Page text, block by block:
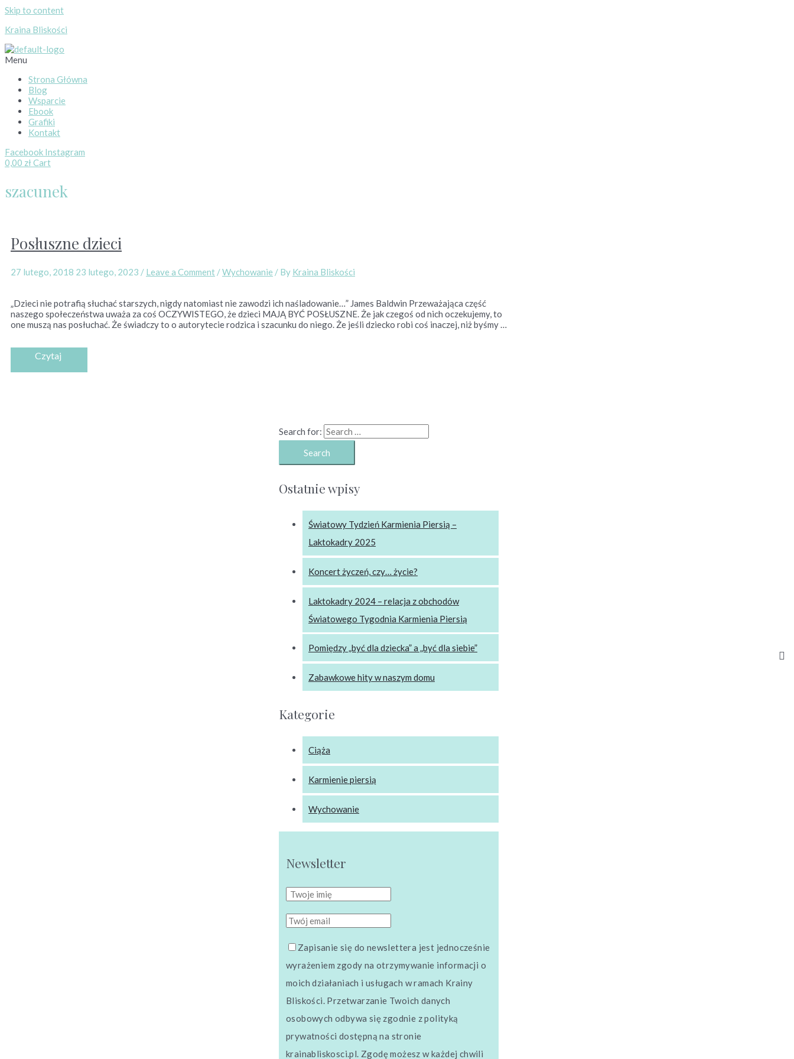
Skip to content
Kraina Bliskości
Menu
Strona Główna
Blog
Wsparcie
Ebook
Grafiki
Kontakt
Facebook Instagram
0,00 złCart
szacunek
Posłuszne dzieci
27 lutego, 2018 23 lutego, 2023 / Leave a Comment /Wychowanie / By Kraina Bliskości
„Dzieci nie potrafią słuchać starszych, nigdy natomiast nie zawodzi ich naśladowanie…” James Baldwin Przeważająca część
naszego społeczeństwa uważa za coś OCZYWISTEGO, że dzieci MAJĄ BYĆ POSŁUSZNE. Że jak czegoś od nich oczekujemy, to
one muszą nas posłuchać. Że świadczy to o autorytecie rodzica i szacunku do niego. Że jeśli dziecko robi coś inaczej, niż byśmy …
Search for:
Ostatnie wpisy
Światowy Tydzień Karmienia Piersią –
Laktokadry 2025
Koncert życzeń, czy… życie?
Laktokadry 2024 – relacja z obchodów
Światowego Tygodnia Karmienia Piersią
Pomiędzy „być dla dziecka” a „być dla siebie”
Zabawkowe hity w naszym domu
Kategorie
Ciąża
Karmienie piersią
Wychowanie
Newsletter
Zapisanie się do newslettera jest jednocześnie
wyrażeniem zgody na otrzymywanie informacji o
moich działaniach i usługach w ramach Krainy
Bliskości. Przetwarzanie Twoich danych
osobowych odbywa się zgodnie z polityką
prywatności dostępną na stronie
krainabliskosci.pl. Zgodę możesz w każdej chwili